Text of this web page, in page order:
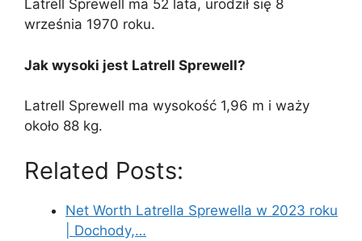
Latrell Sprewell ma 52 lata, urodził się 8
września 1970 roku.
Jak wysoki jest Latrell Sprewell?
Latrell Sprewell ma wysokość 1,96 m i waży
około 88 kg.
Related Posts:
Net Worth Latrella Sprewella w 2023 roku
| Dochody,…